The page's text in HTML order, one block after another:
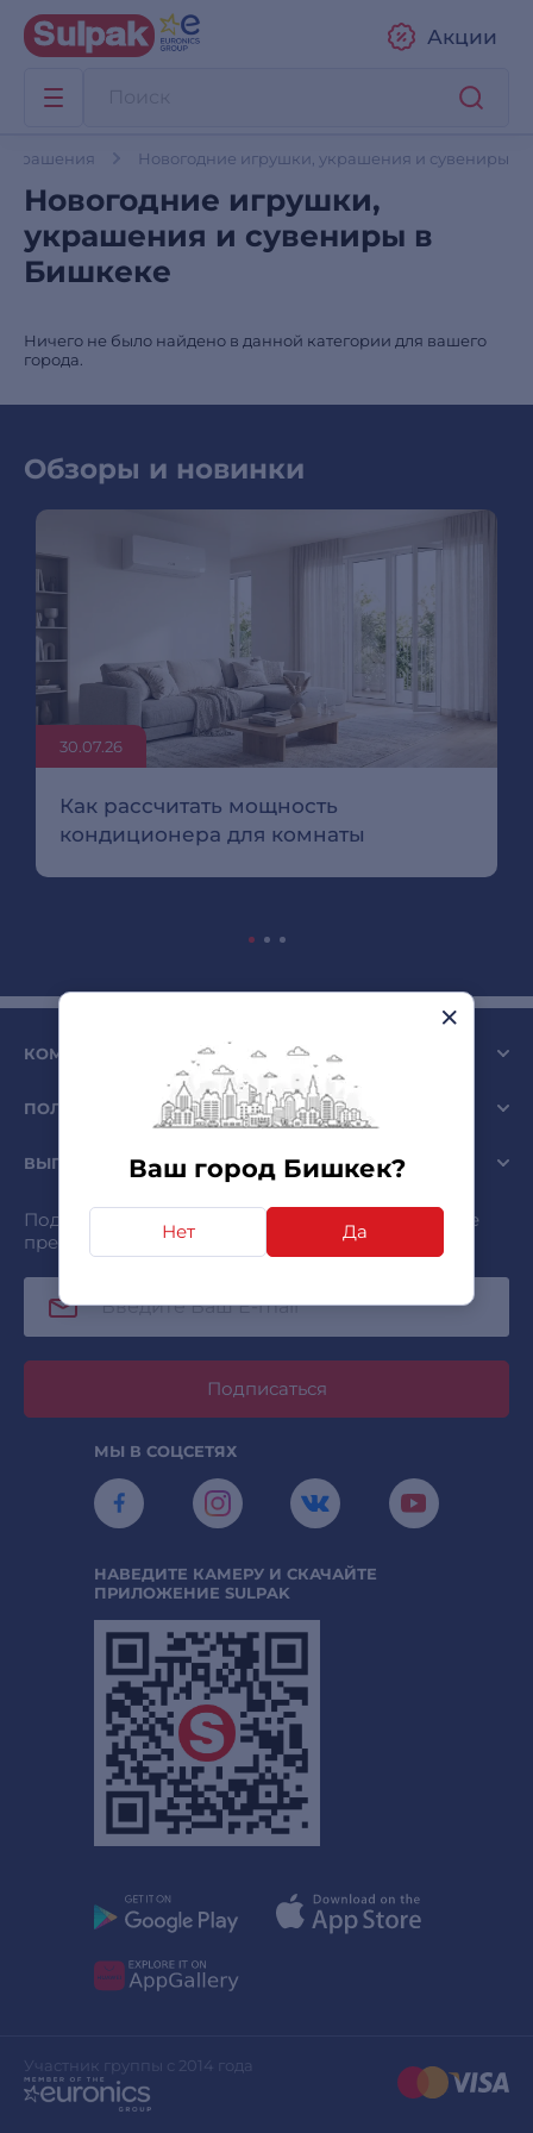
Ваш город Бишкек?
Нет Да
Акции
Новогодние игрушки, украшения и сувениры
Новогодние игрушки,
украшения и сувениры в
Бишкеке
Ничего не было найдено в данной категории для вашего
города.
Обзоры и новинки
30.07.26
Как рассчитать мощность
кондиционера для комнаты
КОМПАНИЯ SULPAK
ПОЛЕЗНО
ВЫГОДНО
Подписывайтесь и получайте самые интересные
предложения первыми!
Подписаться
МЫ В СОЦСЕТЯХ
НАВЕДИТЕ КАМЕРУ И СКАЧАЙТЕ
ПРИЛОЖЕНИЕ SULPAK
Участник группы с 2014 года